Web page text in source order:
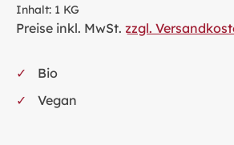
Inhalt: 1 KG
Preise inkl. MwSt. zzgl.
Bio
Vegan